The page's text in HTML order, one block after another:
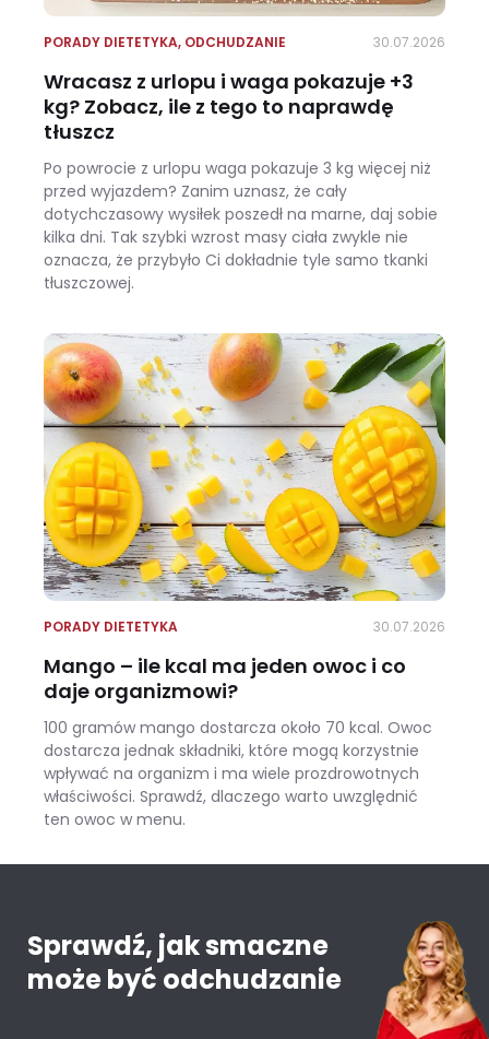
PORADY DIETETYKA, ODCHUDZANIE 30.07.2026
Wracasz z urlopu i waga pokazuje +3
kg? Zobacz, ile z tego to naprawdę
tłuszcz
Po powrocie z urlopu waga pokazuje 3 kg więcej niż
przed wyjazdem? Zanim uznasz, że cały
dotychczasowy wysiłek poszedł na marne, daj sobie
kilka dni. Tak szybki wzrost masy ciała zwykle nie
oznacza, że przybyło Ci dokładnie tyle samo tkanki
tłuszczowej.
PORADY DIETETYKA 30.07.2026
Mango – ile kcal ma jeden owoc i co
daje organizmowi?
100 gramów mango dostarcza około 70 kcal. Owoc
dostarcza jednak składniki, które mogą korzystnie
wpływać na organizm i ma wiele prozdrowotnych
właściwości. Sprawdź, dlaczego warto uwzględnić
ten owoc w menu.
Sprawdź, jak smaczne
może być odchudzanie